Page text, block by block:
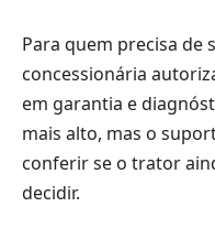
Para quem precisa de
concessionária
em garantia e
mais alto, mas o
conferir se o trator
decidir.